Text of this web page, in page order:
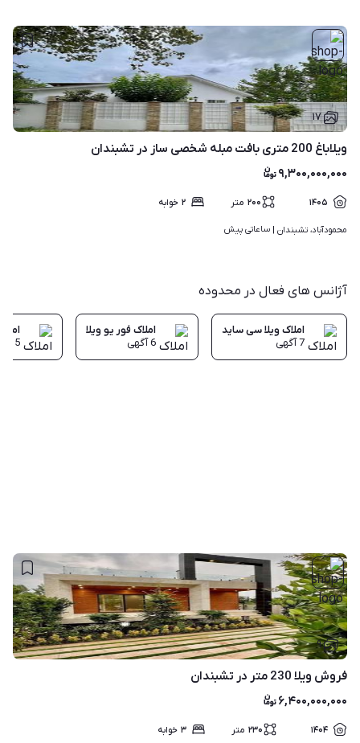
۱۷
ویلاباغ 200 متری بافت مبله شخصی ساز در تشبندان
۹,۳۰۰,۰۰۰,۰۰۰
۱۴۰۵ ۲۰۰ متر ۲ خوابه
محمودآباد، تشبندان | ساعاتی پیش
آژانس های فعال در محدوده
املاک ویلا سی ساید
7آگهی
املاک فور یو ویلا
6آگهی
5
۹
فروش ویلا 230 متر در تشبندان
۶,۴۰۰,۰۰۰,۰۰۰
۱۴۰۴ ۲۳۰ متر ۳ خوابه